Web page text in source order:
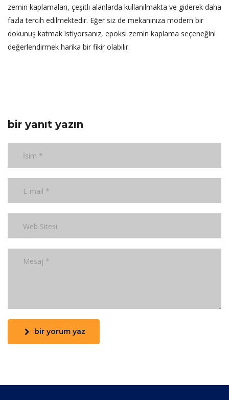
zemin kaplamaları, çeşitli alanlarda kullanılmakta ve giderek daha
fazla tercih edilmektedir. Eğer siz de mekanınıza modern bir
dokunuş katmak istiyorsanız, epoksi zemin kaplama seçeneğini
değerlendirmek harika bir fikir olabilir.
bir yanıt yazın
bir yorum yaz